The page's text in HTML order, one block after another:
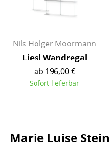
Bürodrehstühle
Bürosessel
Einzelteile
... alle Sitzmöbel
Beistelltische
Nils Holger Moormann
Liesl Wandregal
ab 196,00 €
Sofort lieferbar
Marie Luise Stein